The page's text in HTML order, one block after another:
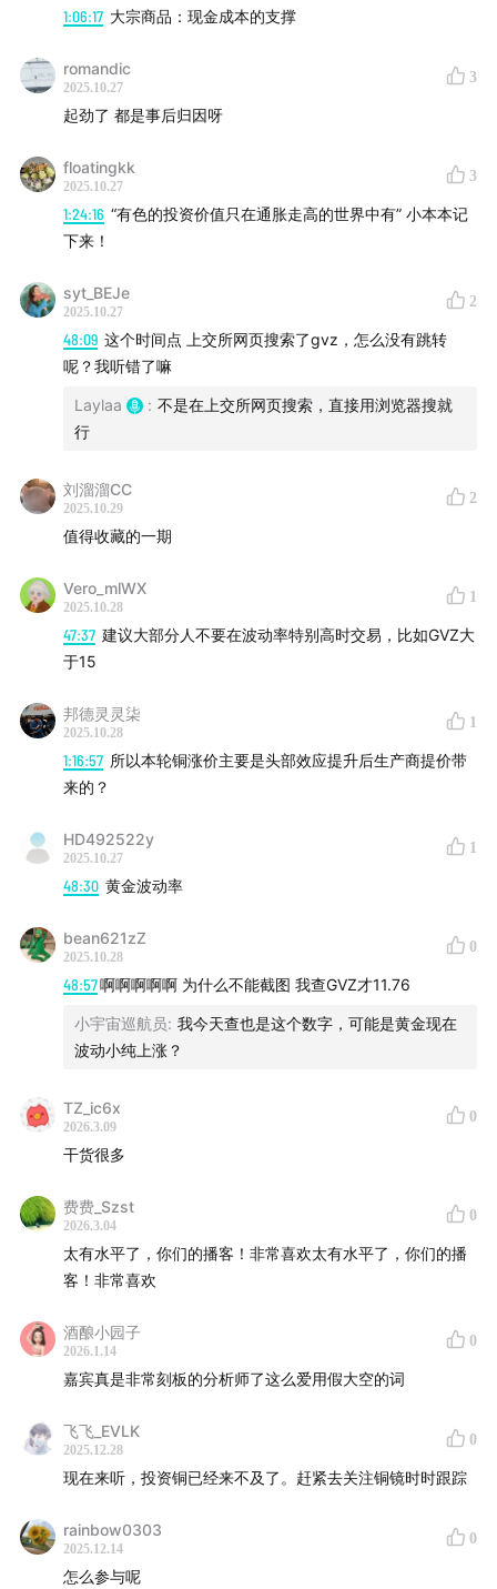
节目下半场，我们把视角转向了铜。铜的逻辑就更贴近现
能”的故事。而在去全球化与高成本的背景下，铜的上涨，
也意味着世界重新寻找增长的坐标。
这是一次关于金属的对话，但更是一次关于人类心理、信
任与秩序的讨论。如果说黄金是对旧秩序的逃离，铜就是
对新秩序的下注。正如节目里提到的那句隐喻：当系统崩
塌，人们买的是黄金；当秩序重建，人们买的是铜。
本期剧透
02:17金价破4000的背后：贸易战、财政赤字、美债信
04:21
普发动贸易战后的情绪反转
06:47 TPU： “贸易政策不确定性指数”成为衡量地缘波
Figure 1: 贸易不确定性与金价的对比 （截止到2025年4
什么是TPU？ TPU（贸易政策不确定性，Trade Policy
Uncertainty）是一个衡量贸易政策不确定程度的指
数。它通过以下信息构建：1.有关贸易政策不确定性的
新闻报道；2.政策公告与调整；3.贸易争端与谈判；4.
通过机器学习把具体的预语料进行拆解分析和指数的构
易政策越不确定；2.TPU数值越低 ： 表示贸易环境越
稳定、可预测。
大量研究发现，TPU主要通过四个渠道影响黄金价格：
1. 安全避险渠道（Safe Haven Channel）
当贸易政策不确定性上升时，投资者倾向于寻找避险资
制主要在地缘政治或金融危机时期发挥作用，并非所有
政策不确定性都会触发。例子：2023年俄乌战争和美
2. 宏观经济效应渠道（Macroeconomic Effects
1:06:17 大宗商品：现金成本的支撑
romandic
2025.10.27
3
起劲了 都是事后归因呀
floatingkk
2025.10.27
3
1:24:16 “有色的投资价值只在通胀走高的世界中有” 小本本记
下来！
syt_BEJe
2025.10.27
2
48:09 这个时间点 上交所网页搜索了gvz，怎么没有跳转
呢？我听错了嘛
Laylaa : 不是在上交所网页搜索，直接用浏览器搜就
行
刘溜溜CC
2025.10.29
2
值得收藏的一期
Vero_mlWX
2025.10.28
1
47:37 建议大部分人不要在波动率特别高时交易，比如GVZ大
于15
邦德灵灵柒
2025.10.28
1
1:16:57 所以本轮铜涨价主要是头部效应提升后生产商提价带
来的？
HD492522y
2025.10.27
1
48:30 黄金波动率
bean621zZ
2025.10.28
0
48:57啊啊啊啊啊 为什么不能截图 我查GVZ才11.76
小宇宙巡航员: 我今天查也是这个数字，可能是黄金现在
波动小纯上涨？
TZ_ic6x
2026.3.09
0
干货很多
费费_Szst
2026.3.04
0
太有水平了，你们的播客！非常喜欢太有水平了，你们的播
客！非常喜欢
酒酿小园子
2026.1.14
0
嘉宾真是非常刻板的分析师了这么爱用假大空的词
飞飞_EVLK
2025.12.28
0
现在来听，投资铜已经来不及了。赶紧去关注铜镜时时跟踪
rainbow0303
2025.12.14
0
怎么参与呢